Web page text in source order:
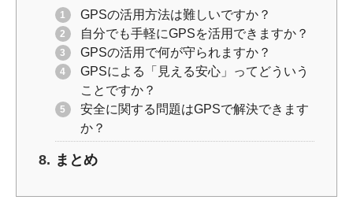
GPSの活用方法は難しいですか？
自分でも手軽にGPSを活用できますか？
GPSの活用で何が守られますか？
GPSによる「見える安心」ってどういう
ことですか？
安全に関する問題はGPSで解決できます
か？
まとめ